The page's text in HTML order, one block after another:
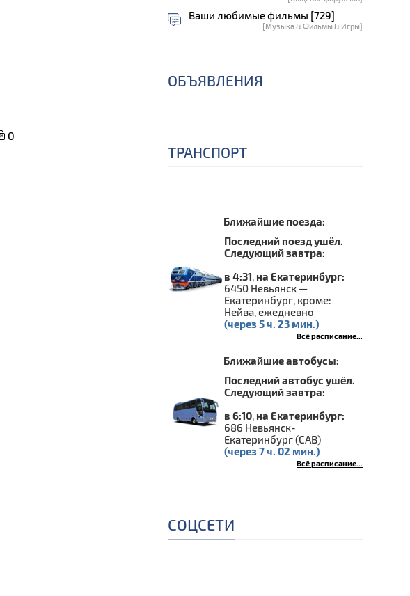
0
Ваши любимые фильмы [729]
[Музыка & Фильмы & Игры]
ОБЪЯВЛЕНИЯ
ТРАНСПОРТ
Ближайшие поезда:
Последний поезд ушёл.
Следующий завтра:
в 4:31, на Екатеринбург:
6450 Невьянск —
Екатеринбург, кроме:
Нейва, ежедневно
(через 5 ч. 23 мин.)
Всё расписание...
Ближайшие автобусы:
Последний автобус ушёл.
Следующий завтра:
в 6:10, на Екатеринбург:
686 Невьянск-
Екатеринбург (САВ)
(через 7 ч. 02 мин.)
Всё расписание...
СОЦСЕТИ